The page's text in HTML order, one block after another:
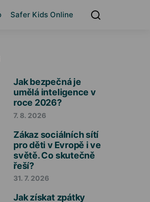
Safer Kids Online
Jak bezpečná je
umělá inteligence v
roce 2026?
7. 8. 2026
Zákaz sociálních sítí
pro děti v Evropě i ve
světě. Co skutečně
řeší?
31. 7. 2026
Jak získat zpátky